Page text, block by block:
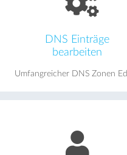
DNS Einträge
bearbeiten
Umfangreicher DNS Zonen